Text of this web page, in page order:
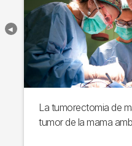
La tumorectomia de
tumor de la mama